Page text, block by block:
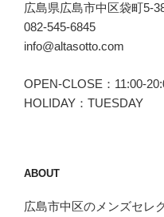
か??”
の
広島県広島市中区袋町5-
082-545-6845
info@altasotto.com
OPEN-CLOSE：11:00-
HOLIDAY：TUESDAY
ABOUT
広島市中区のメンズセレ